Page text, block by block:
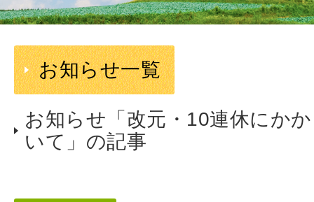
お知らせ一覧
お知らせ「改元・10連休にか
いて」の記事